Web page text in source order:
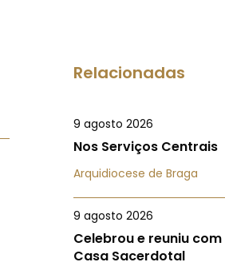
Relacionadas
9 agosto 2026
Nos Serviços Centrais
Arquidiocese de Braga
9 agosto 2026
Celebrou e reuniu
Casa Sacerdotal